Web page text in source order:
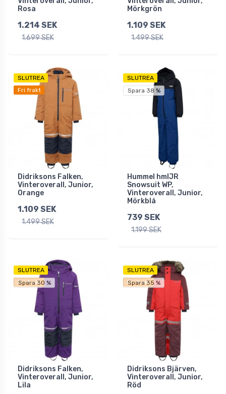
Rosa
1.214 SEK
1.699 SEK
Mörkgrön
1.109 SEK
1.499 SEK
SLUTREA
Fri frakt
Didriksons Falken,
Vinteroverall, Junior,
Orange
1.109 SEK
1.499 SEK
SLUTREA
Spara 38 %
Hummel hmlJR
Snowsuit WP,
Vinteroverall, Junior,
Mörkblå
739 SEK
1.199 SEK
SLUTREA
Fri frakt
Spara 30 %
Didriksons Falken,
Vinteroverall, Junior,
Lila
SLUTREA
Fri frakt
Spara 35 %
Didriksons Bjärven,
Vinteroverall, Junior,
Röd